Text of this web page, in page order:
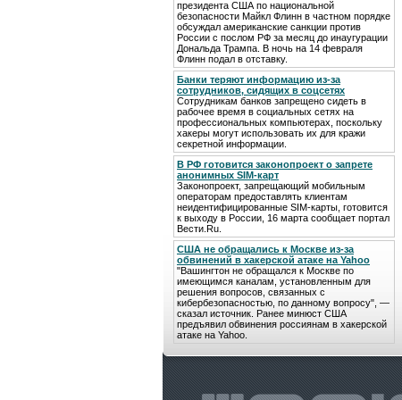
президента США по национальной
безопасности Майкл Флинн в частном порядке
обсуждал американские санкции против
России с послом РФ за месяц до инаугурации
Дональда Трампа. В ночь на 14 февраля
Флинн подал в отставку.
Банки теряют информацию из-за
сотрудников, сидящих в соцсетях
Сотрудникам банков запрещено сидеть в
рабочее время в социальных сетях на
профессиональных компьютерах, поскольку
хакеры могут использовать их для кражи
секретной информации.
В РФ готовится законопроект о запрете
анонимных SIM-карт
Законопроект, запрещающий мобильным
операторам предоставлять клиентам
неидентифицированные SIM-карты, готовится
к выходу в России, 16 марта сообщает портал
Вести.Ru.
США не обращались к Москве из-за
обвинений в хакерской атаке на Yahoo
"Вашингтон не обращался к Москве по
имеющимся каналам, установленным для
решения вопросов, связанных с
кибербезопасностью, по данному вопросу", —
сказал источник. Ранее минюст США
предъявил обвинения россиянам в хакерской
атаке на Yahoo.